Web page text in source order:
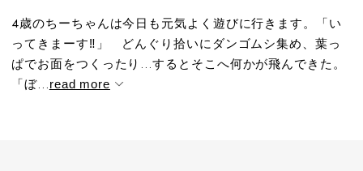
4歳のちーちゃんは今日も元気よく遊びに行きます。「い
ってきまーす‼」 どんぐり拾いにダンゴムシ集め、葉っ
ぱでお面をつくったり…するとそこへ何かが飛んできた。
「ぼ...read more